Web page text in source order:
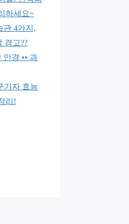
하세요~
관 4가지,
경고??
경 •• 과
기자 효능
리!